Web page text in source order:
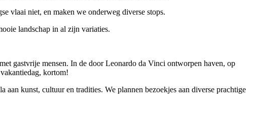
vlaai niet, en maken we onderweg diverse stops.
landschap in al zijn variaties.
gastvrije mensen. In de door Leonardo da Vinci ontworpen haven, op
kortom!
kunst, cultuur en tradities. We plannen bezoekjes aan diverse prachtige